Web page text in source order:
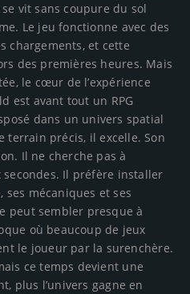
vit sans coupure du sol
Le jeu fonctionne avec des
chargements, et cette
des premières heures. Mais
le cœur de l’expérience
est avant tout un RPG
dans un univers spatial
terrain précis, il excelle. Son
Il ne cherche pas à
Il préfère installer
ses mécaniques et ses
peut sembler presque à
où beaucoup de jeux
le joueur par la surenchère.
ce temps devient une
plus l’univers gagne en